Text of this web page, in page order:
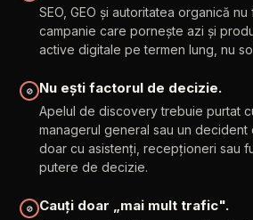
SEO, GEO și autoritatea organică nu
campanie care pornește azi și
active digitale pe termen lung, nu
⊘ Nu ești factorul de decizie.
Apelul de discovery trebuie purtat
managerul general sau un decident
doar cu asistenți, recepționeri sau
putere de decizie.
⊘ Cauți doar „mai mult trafic".